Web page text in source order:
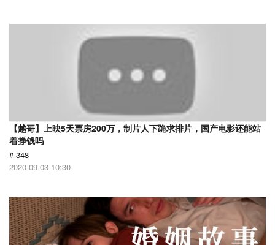
【越哥】上映5天票房200万，制片人下跪求排片，国产电影还能站
着挣钱吗
# 348
2020-09-03 10:30